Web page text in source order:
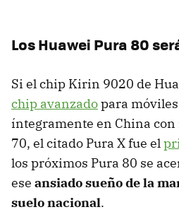
Los Huawei Pura 80
Si el chip Kirin 9020 de
chip avanzadopara
íntegramente en China con
70, el citado Pura X fue el
los próximos Pura 80 se
ese ansiado sueño de la
suelo nacional.